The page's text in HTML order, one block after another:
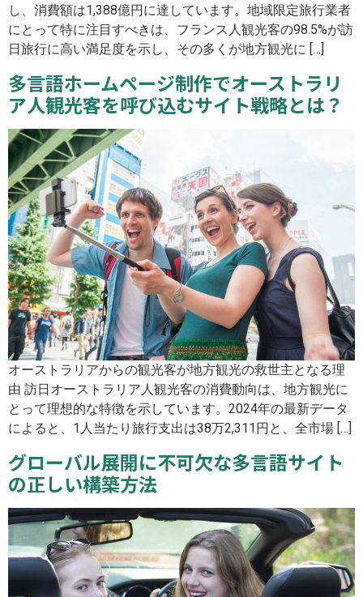
し、消費額は1,388億円に達しています。地域限定旅行業者
にとって特に注目すべきは、フランス人観光客の98.5%が訪
日旅行に高い満足度を示し、その多くが地方観光に […]
多言語ホームページ制作でオーストラリ
ア人観光客を呼び込むサイト戦略とは？
オーストラリアからの観光客が地方観光の救世主となる理
由 訪日オーストラリア人観光客の消費動向は、地方観光に
とって理想的な特徴を示しています。2024年の最新データ
によると、1人当たり旅行支出は38万2,311円と、全市場 […]
グローバル展開に不可欠な多言語サイト
の正しい構築方法